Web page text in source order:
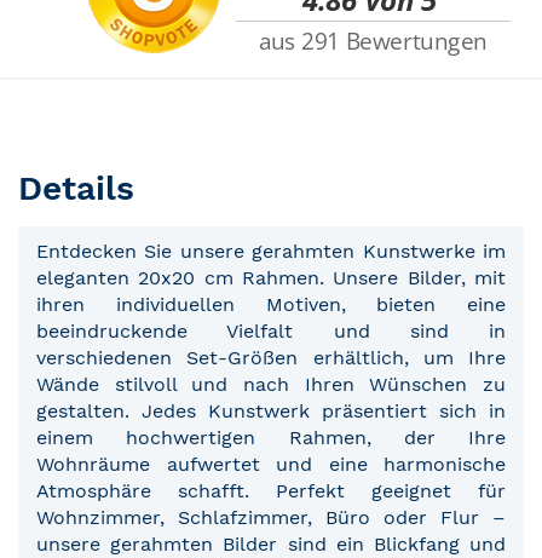
Details
Entdecken Sie unsere gerahmten Kunstwerke im
eleganten 20x20 cm Rahmen. Unsere Bilder, mit
ihren individuellen Motiven, bieten eine
beeindruckende Vielfalt und sind in
verschiedenen Set-Größen erhältlich, um Ihre
Wände stilvoll und nach Ihren Wünschen zu
gestalten. Jedes Kunstwerk präsentiert sich in
einem hochwertigen Rahmen, der Ihre
Wohnräume aufwertet und eine harmonische
Atmosphäre schafft. Perfekt geeignet für
Wohnzimmer, Schlafzimmer, Büro oder Flur –
unsere gerahmten Bilder sind ein Blickfang und